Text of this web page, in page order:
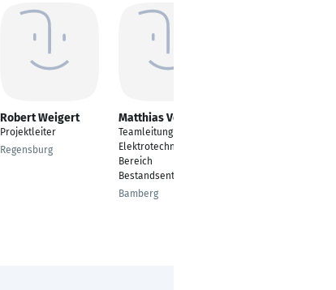
Robert Weigert
Projektleiter
Regensburg
Matthias Vogler
Teamleitung Planung
Elektrotechnik .
Bereich
Bestandsentwicklung
Bamberg